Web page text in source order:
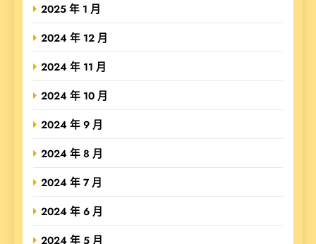
2025 年 1 月
2024 年 12 月
2024 年 11 月
2024 年 10 月
2024 年 9 月
2024 年 8 月
2024 年 7 月
2024 年 6 月
2024 年 5 月